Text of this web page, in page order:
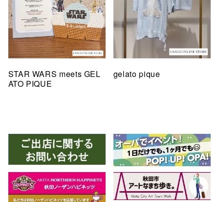
STAR WARS meets GEL
ATO PIQUE
gelato pique